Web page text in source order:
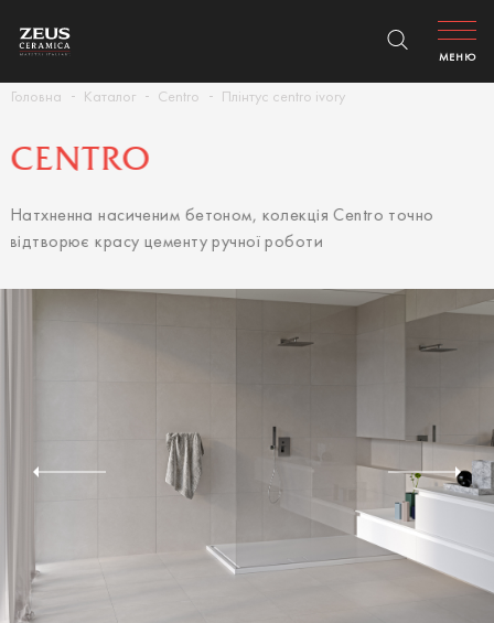
Головна Каталог Centro Плінтус centro ivory
МЕНЮ
CENTRO
Натхненна насиченим бетоном, колекція Centro точно
відтворює красу цементу ручної роботи